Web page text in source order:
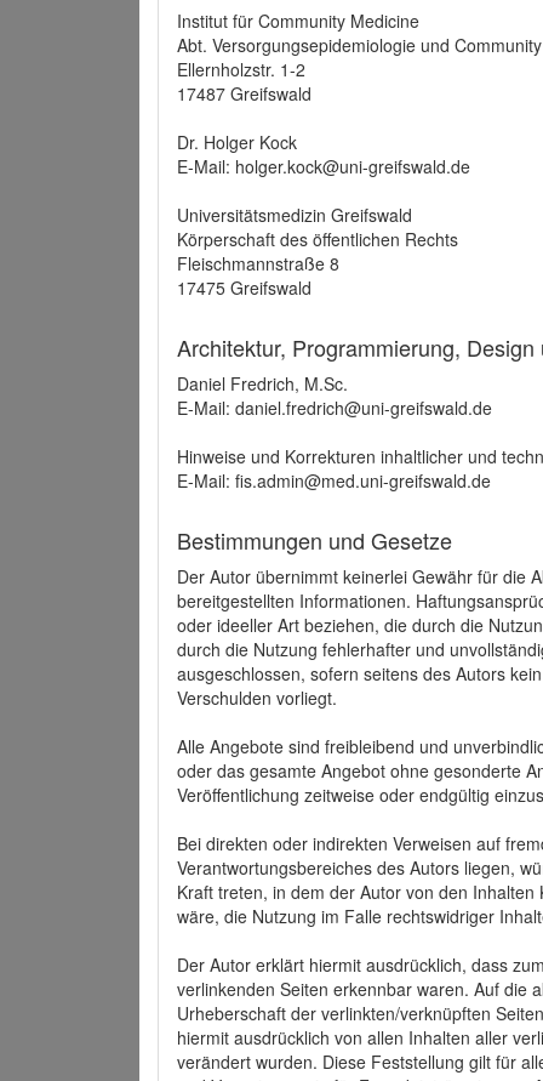
Institut für Community Medicine
Abt. Versorgungsepidemiologie und
Ellernholzstr. 1-2
17487 Greifswald
Dr. Holger Kock
E-Mail: holger.kock@uni-greifswald.de
Universitätsmedizin Greifswald
Körperschaft des öffentlichen Rechts
Fleischmannstraße 8
17475 Greifswald
Architektur, Programmierung,
Daniel Fredrich, M.Sc.
E-Mail: daniel.fredrich@uni-greifswald.de
Hinweise und Korrekturen inhaltlicher und
E-Mail: fis.admin@med.uni-greifswald.de
Bestimmungen und Gesetze
Der Autor übernimmt keinerlei Gewähr für die
bereitgestellten Informationen.
oder ideeller Art beziehen, die durch die
durch die Nutzung fehlerhafter und
ausgeschlossen, sofern seitens des Autors
Verschulden vorliegt.
Alle Angebote sind freibleibend und
oder das gesamte Angebot ohne gesonderte
Veröffentlichung zeitweise oder endgültig
Bei direkten oder indirekten Verweisen auf
Verantwortungsbereiches des Autors liegen,
Kraft treten, in dem der Autor von den
wäre, die Nutzung im Falle rechtswidriger
Der Autor erklärt hiermit ausdrücklich, dass
verlinkenden Seiten erkennbar waren. Auf die
Urheberschaft der verlinkten/verknüpften
hiermit ausdrücklich von allen Inhalten aller
verändert wurden. Diese Feststellung gilt für